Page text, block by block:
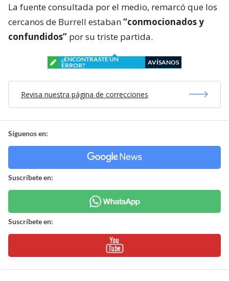
La fuente consultada por el medio, remarcó que los
cercanos de Burrell estaban“conmocionados y
confundidos” por su triste partida.
¿ENCONTRASTE UN
ERROR?
AVÍSANOS
Revisa nuestra página de correcciones
Síguenos en:
Suscríbete en:
Suscríbete en: